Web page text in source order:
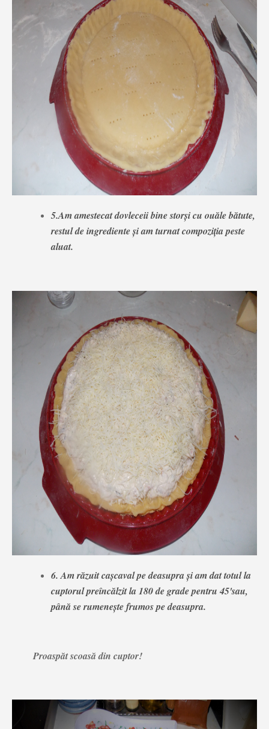
5.Am amestecat dovleceii bine storși cu ouăle bătute,
restul de ingrediente și am turnat compoziția peste
aluat.
6. Am răzuit cașcaval pe deasupra și am dat totul la
cuptorul preîncălzit la 180 de grade pentru 45'sau,
până se rumenește frumos pe deasupra.
Proaspăt scoasă din cuptor!